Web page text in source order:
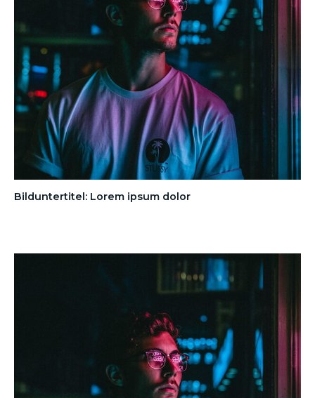
Bilduntertitel: Lorem ipsum dolor